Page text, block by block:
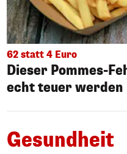
62 statt 4 Euro
Dieser Pommes-
echt teuer werden
Gesundheit